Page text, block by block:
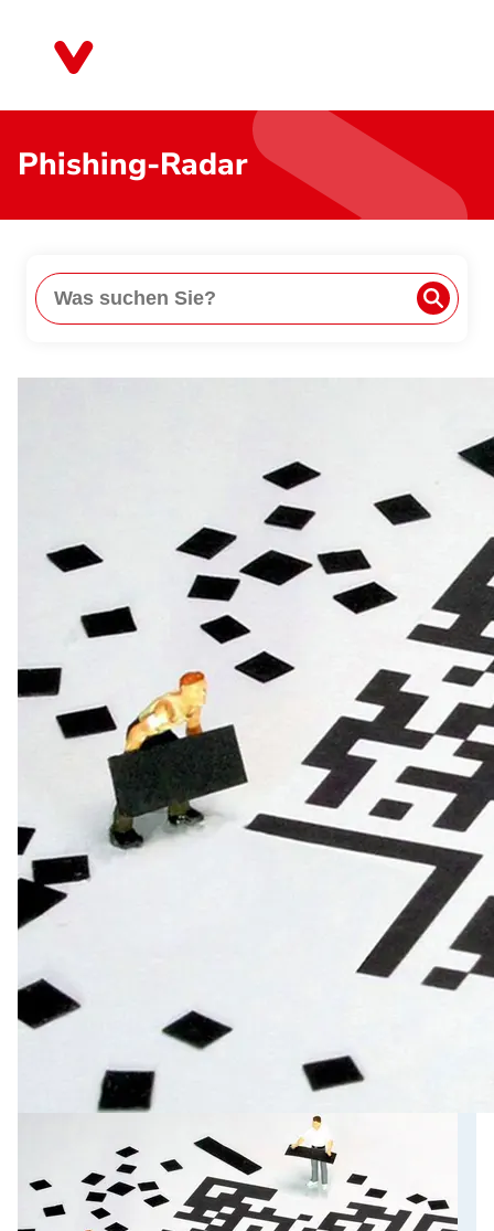
Phishing-Radar